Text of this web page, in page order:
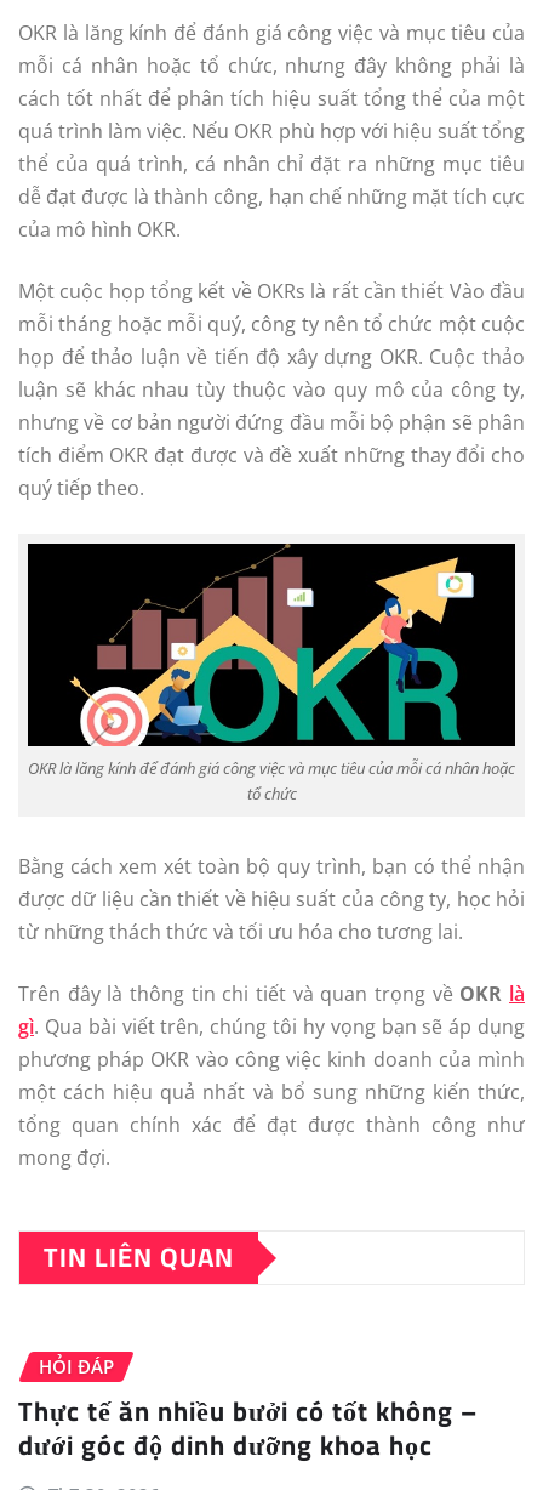
OKR là lăng kính để đánh giá công việc và mục tiêu của
mỗi cá nhân hoặc tổ chức, nhưng đây không phải là
cách tốt nhất để phân tích hiệu suất tổng thể của một
quá trình làm việc. Nếu OKR phù hợp với hiệu suất tổng
thể của quá trình, cá nhân chỉ đặt ra những mục tiêu
dễ đạt được là thành công, hạn chế những mặt tích cực
của mô hình OKR.
Một cuộc họp tổng kết về OKRs là rất cần thiết Vào đầu
mỗi tháng hoặc mỗi quý, công ty nên tổ chức một cuộc
họp để thảo luận về tiến độ xây dựng OKR. Cuộc thảo
luận sẽ khác nhau tùy thuộc vào quy mô của công ty,
nhưng về cơ bản người đứng đầu mỗi bộ phận sẽ phân
tích điểm OKR đạt được và đề xuất những thay đổi cho
quý tiếp theo.
OKR là lăng kính để đánh giá công việc và mục tiêu của mỗi cá nhân hoặc
tổ chức
Bằng cách xem xét toàn bộ quy trình, bạn có thể nhận
được dữ liệu cần thiết về hiệu suất của công ty, học hỏi
từ những thách thức và tối ưu hóa cho tương lai.
Trên đây là thông tin chi tiết và quan trọng về OKR là
gì. Qua bài viết trên, chúng tôi hy vọng bạn sẽ áp dụng
phương pháp OKR vào công việc kinh doanh của mình
một cách hiệu quả nhất và bổ sung những kiến ​​thức,
tổng quan chính xác để đạt được thành công như
mong đợi.
TIN LIÊN QUAN
HỎI ĐÁP
Thực tế ăn nhiều bưởi có tốt không –
dưới góc độ dinh dưỡng khoa học